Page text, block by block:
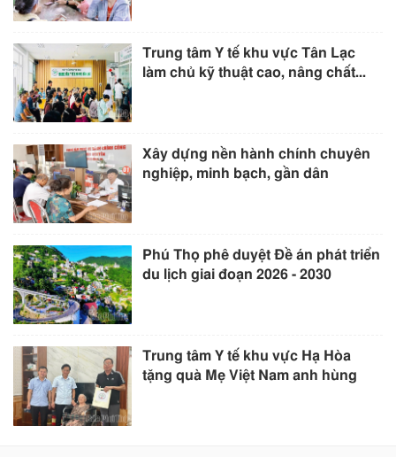
Trung tâm Y tế khu vực Tân Lạc
làm chủ kỹ thuật cao, nâng chất...
Xây dựng nền hành chính chuyên
nghiệp, minh bạch, gần dân
Phú Thọ phê duyệt Đề án phát triển
du lịch giai đoạn 2026 - 2030
Trung tâm Y tế khu vực Hạ Hòa
tặng quà Mẹ Việt Nam anh hùng